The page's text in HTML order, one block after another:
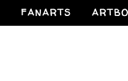
FANARTS